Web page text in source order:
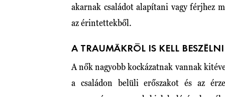
akarnak családot alapítani vagy férjhez
az érintettekből.
A TRAUMÁKRÓL IS KELL BESZÉLNI
A nők nagyobb kockázatnak vannak
a családon belüli erőszakot és az